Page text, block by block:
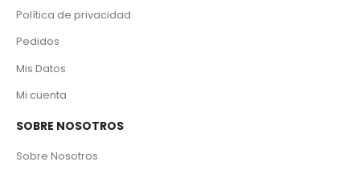
Política de privacidad
Pedidos
Mis Datos
Mi cuenta
SOBRE NOSOTROS
Sobre Nosotros